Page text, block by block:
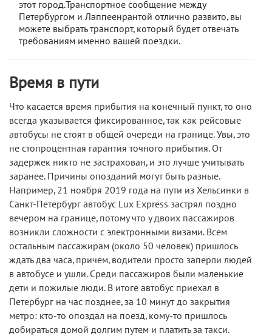
этот город.Транспортное сообщение между
Петербургом и Лаппеенрантой отлично развито, вы
можете выбрать транспорт, который будет отвечать
требованиям именно вашей поездки.
Время в пути
Что касается время прибытия на конечный пункт, то оно
всегда указывается фиксированное, так как рейсовые
автобусы не стоят в общей очереди на границе. Увы, это
не стопроцентная гарантия точного прибытия. От
задержек никто не застрахован, и это лучше учитывать
заранее. Причины опозданий могут быть разные.
Например, 21 ноября 2019 года на пути из Хельсинки в
Санкт-Петербург автобус Lux Express застрял поздно
вечером на границе, потому что у двоих пассажиров
возникли сложности с электронными визами. Всем
остальным пассажирам (около 50 человек) пришлось
ждать два часа, причем, водители просто заперли людей
в автобусе и ушли. Среди пассажиров были маленькие
дети и пожилые люди. В итоге автобус приехал в
Петербург на час позднее, за 10 минут до закрытия
метро: кто-то опоздал на поезд, кому-то пришлось
добираться домой долгим путем и платить за такси.